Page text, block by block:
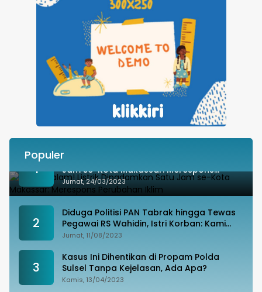
Populer
1
Besok Malam! Listrik Dipadamkan Satu
Jam se-Kota Makassar: Merespons
Perubahan Iklim
Jumat, 24/03/2023
2
Diduga Politisi PAN Tabrak hingga Tewas
Pegawai RS Wahidin, Istri Korban: Kami
Tak Terima
Jumat, 11/08/2023
3
Kasus Ini Dihentikan di Propam Polda
Sulsel Tanpa Kejelasan, Ada Apa?
Kamis, 13/04/2023